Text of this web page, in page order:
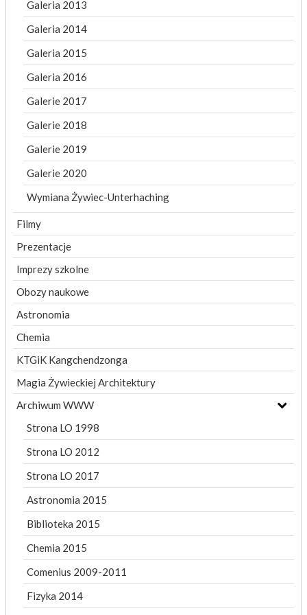
Galeria 2013
Galeria 2014
Galeria 2015
Galeria 2016
Galerie 2017
Galerie 2018
Galerie 2019
Galerie 2020
Wymiana Żywiec-Unterhaching
Filmy
Prezentacje
Imprezy szkolne
Obozy naukowe
Astronomia
Chemia
KTGiK Kangchendzonga
Magia Żywieckiej Architektury
Archiwum WWW
Strona LO 1998
Strona LO 2012
Strona LO 2017
Astronomia 2015
Biblioteka 2015
Chemia 2015
Comenius 2009-2011
Fizyka 2014